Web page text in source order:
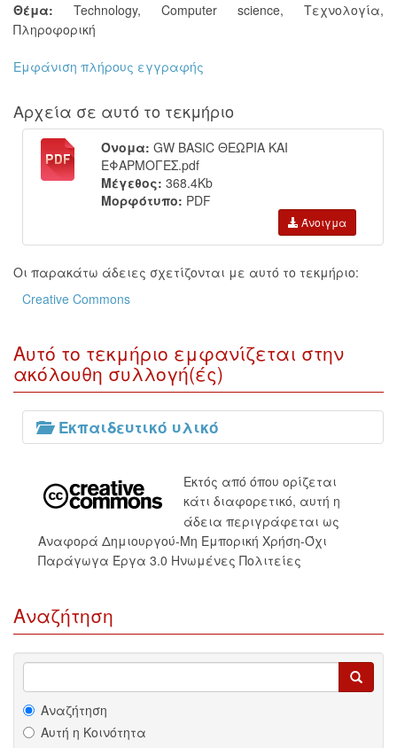
Θέμα:
Technology, Computer science, Τεχνολογία,
Πληροφορική
Εμφάνιση πλήρους εγγραφής
Αρχεία σε αυτό το τεκμήριο
Όνομα: GW BASIC ΘΕΩΡΙΑ ΚΑΙ
ΕΦΑΡΜΟΓΕΣ.pdf
Μέγεθος: 368.4Kb
Μορφότυπο: PDF
Άνοιγμα
Οι παρακάτω άδειες σχετίζονται με αυτό το τεκμήριο:
Creative Commons
Αυτό το τεκμήριο εμφανίζεται στην
ακόλουθη συλλογή(ές)
Εκπαιδευτικό υλικό
Εκτός από όπου ορίζεται
κάτι διαφορετικό, αυτή η
άδεια περιγράφεται ως
Αναφορά Δημιουργού-Μη Εμπορική Χρήση-Όχι
Παράγωγα Έργα 3.0 Ηνωμένες Πολιτείες
Αναζήτηση
Αναζήτηση
Αυτή η Κοινότητα